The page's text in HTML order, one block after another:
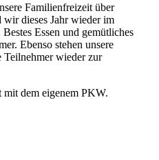
Familienfreizeit über
wir dieses Jahr wieder im
Essen und gemütliches
Ebenso stehen unsere
Teilnehmer wieder zur
dem eigenem PKW.